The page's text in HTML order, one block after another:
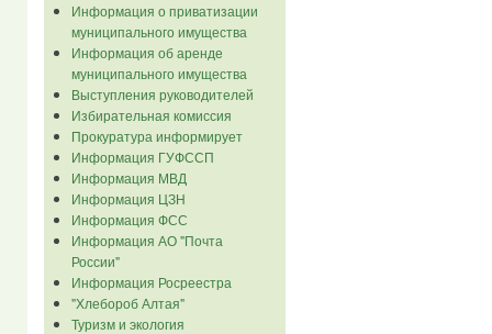
Информация о приватизации
муниципального имущества
Информация об аренде
муниципального имущества
Выступления руководителей
Избирательная комиссия
Прокуратура информирует
Информация ГУФССП
Информация МВД
Информация ЦЗН
Информация ФСС
Информация АО "Почта
России"
Информация Росреестра
"Хлебороб Алтая"
Туризм и экология